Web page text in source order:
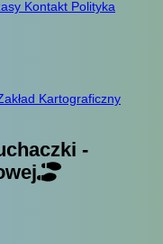
Kontakt Polityka
-